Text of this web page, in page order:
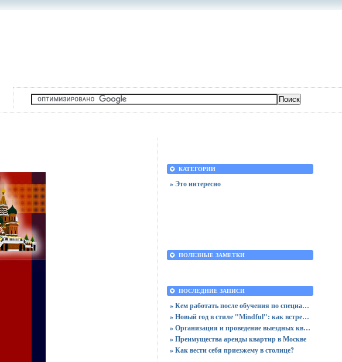
КАТЕГОРИИ
» Это интересно
ПОЛЕЗНЫЕ ЗАМЕТКИ
ПОСЛЕДНИЕ ЗАПИСИ
» Кем работать после обучения по специальности «Логистика»
» Новый год в стиле "Mindful": как встретить праздник, оставшись в сознании
» Организация и проведение выездных квизов
» Преимущества аренды квартир в Москве
» Как вести себя приезжему в столице?